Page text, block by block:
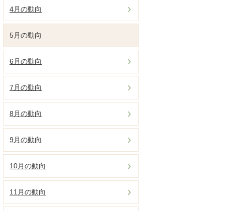
4月の動向
5月の動向
6月の動向
7月の動向
8月の動向
9月の動向
10月の動向
11月の動向